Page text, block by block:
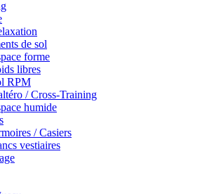
de sol
forme
libres
RPM
/ Cross-Training
humide
/ Casiers
vestiaires